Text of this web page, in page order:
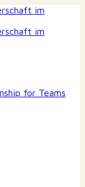
for Teams